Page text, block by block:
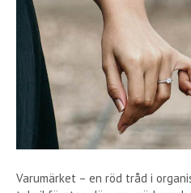
Varumärket – en röd tråd i